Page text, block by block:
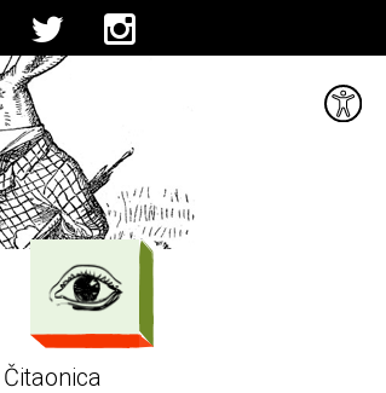
Čitaonica